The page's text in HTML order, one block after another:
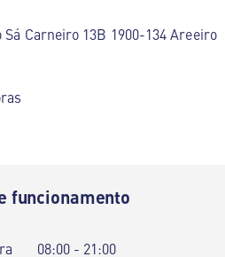
Carneiro 13B 1900-134 Areeiro
funcionamento
08:00 - 21:00